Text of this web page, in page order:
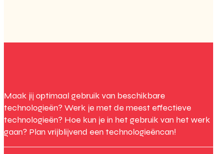
Maak jij optimaal gebruik van beschikbare
technologieën? Werk je met de meest effectieve
technologieën? Hoe kun je in het gebruik van het werk
gaan? Plan vrijblijvend een technologieëncan!